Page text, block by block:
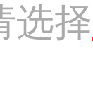
选择